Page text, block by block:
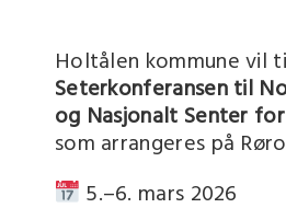
Holtålen kommune vil
Seterkonferansen til
og Nasjonalt Senter
som arrangeres på
5.–6. mars 2026